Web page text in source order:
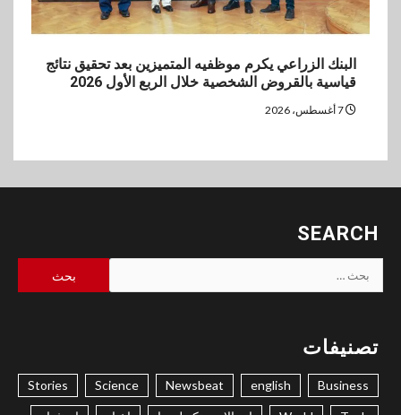
البنك الزراعي يكرم موظفيه المتميزين بعد تحقيق نتائج
قياسية بالقروض الشخصية خلال الربع الأول 2026
SEARCH
البحث
عن:
تصنيفات
Business
english
Newsbeat
Science
Stories